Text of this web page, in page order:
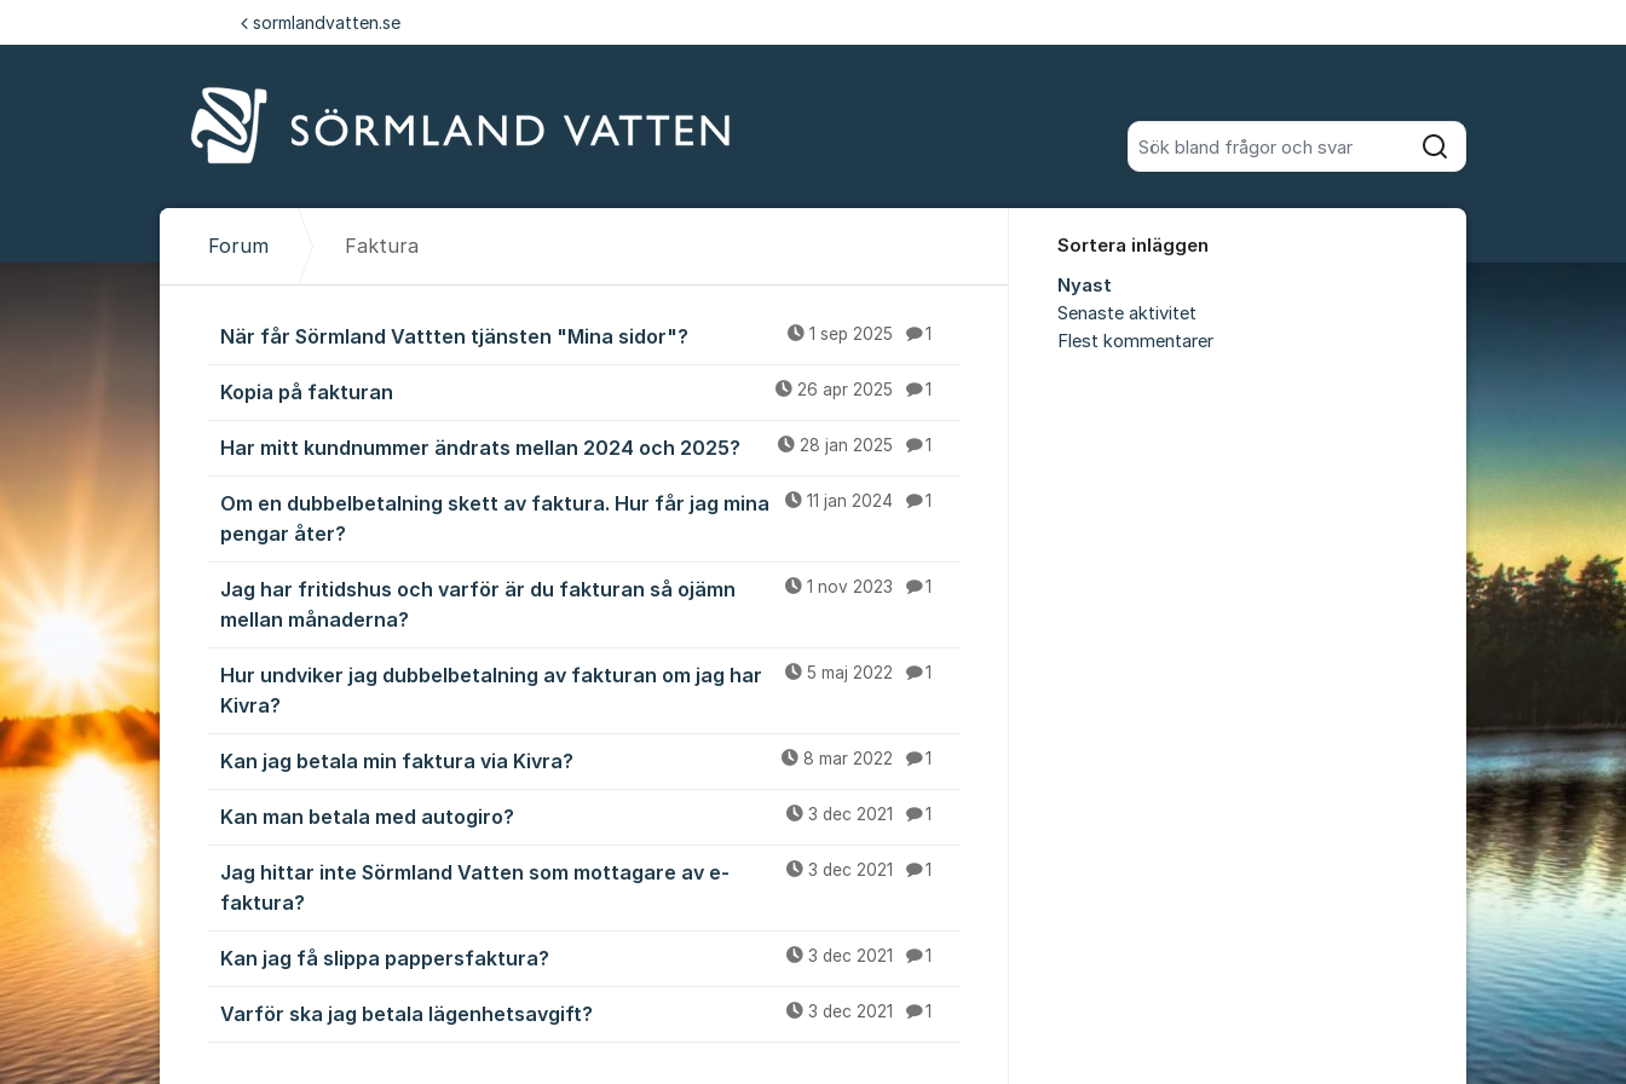
Sök bland alla inlägg
Sök
sormlandvatten.se
Forum Faktura
Faktura
När får Sörmland Vattten tjänsten "Mina sidor"? 1 sep 2025 1
Kopia på fakturan 26 apr 2025 1
Har mitt kundnummer ändrats mellan 2024 och 2025? 28 jan 2025 1
Om en dubbelbetalning skett av faktura. Hur får jag mina
pengar åter?
11 jan 2024 1
Jag har fritidshus och varför är du fakturan så ojämn
mellan månaderna?
1 nov 2023 1
Hur undviker jag dubbelbetalning av fakturan om jag har
Kivra?
5 maj 2022 1
Kan jag betala min faktura via Kivra? 8 mar 2022 1
Kan man betala med autogiro? 3 dec 2021 1
Jag hittar inte Sörmland Vatten som mottagare av e-
faktura?
3 dec 2021 1
Kan jag få slippa pappersfaktura? 3 dec 2021 1
Varför ska jag betala lägenhetsavgift? 3 dec 2021 1
Sortera inläggen
Nyast
Senaste aktivitet
Flest kommentarer